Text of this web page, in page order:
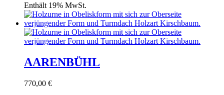
Enthält 19% MwSt.
AARENBÜHL
770,00 €